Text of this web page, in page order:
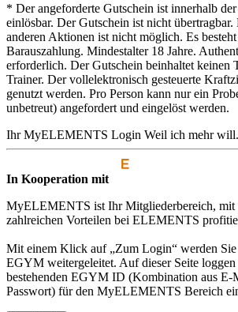
* Der angeforderte Gutschein ist innerhalb
einlösbar. Der Gutschein ist nicht
anderen Aktionen ist nicht möglich. Es
Barauszahlung. Mindestalter 18 Jahre.
erforderlich. Der Gutschein beinhaltet keinen
Trainer. Der vollelektronisch gesteuerte
genutzt werden. Pro Person kann nur ein
unbetreut) angefordert und eingelöst werden.
Ihr MyELEMENTS Login Weil ich mehr will.
In Kooperation mit
MyELEMENTS ist Ihr Mitgliederbereich, mit
zahlreichen Vorteilen bei ELEMENTS
Mit einem Klick auf „Zum Login“ werden Sie
EGYM weitergeleitet. Auf dieser Seite
bestehenden EGYM ID (Kombination aus E-
Passwort) für den MyELEMENTS Bereich